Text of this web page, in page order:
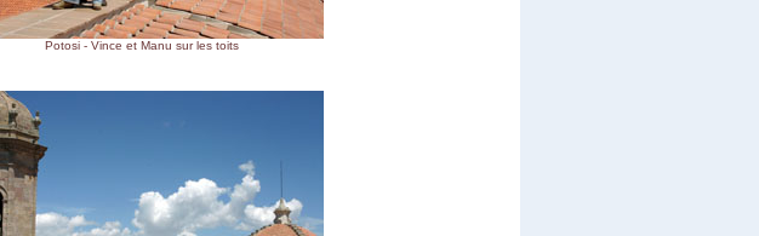
Potosi - Vince et Manu sur les toits